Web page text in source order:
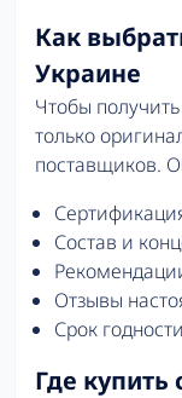
Как
Украине
Чтобы
только
поставщиков.
Состав и
Отзывы
Срок
Где купить